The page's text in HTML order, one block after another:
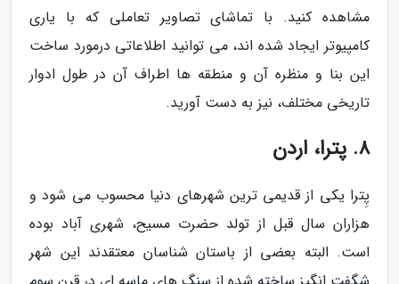
مشاهده کنید. با تماشای تصاویر تعاملی که با یاری
کامپیوتر ایجاد شده اند، می توانید اطلاعاتی درمورد ساخت
این بنا و منظره آن و منطقه ها اطراف آن در طول ادوار
تاریخی مختلف، نیز به دست آورید.
8. پترا، اردن
پِترا یکی از قدیمی ترین شهرهای دنیا محسوب می شود و
هزاران سال قبل از تولد حضرت مسیح، شهری آباد بوده
است. البته بعضی از باستان شناسان معتقدند این شهر